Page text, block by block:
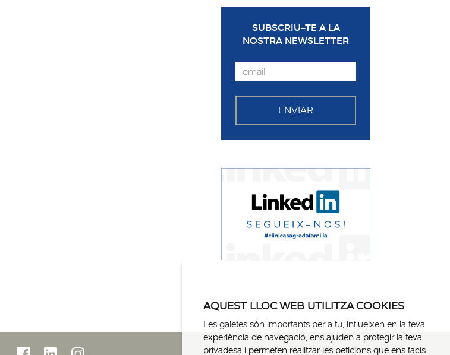
SUBSCRIU-TE A LA
NOSTRA NEWSLETTER
Email
ENVIAR
AQUEST LLOC WEB UTILITZA COOKIES
Les galetes són importants per a tu, influeixen en la teva
experiència de navegació, ens ajuden a protegir la teva
privadesa i permeten realitzar les peticions que ens facis